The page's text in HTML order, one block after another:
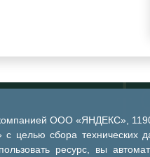
ООО «ЯНДЕКС»,
целью сбора технических
ресурс, вы